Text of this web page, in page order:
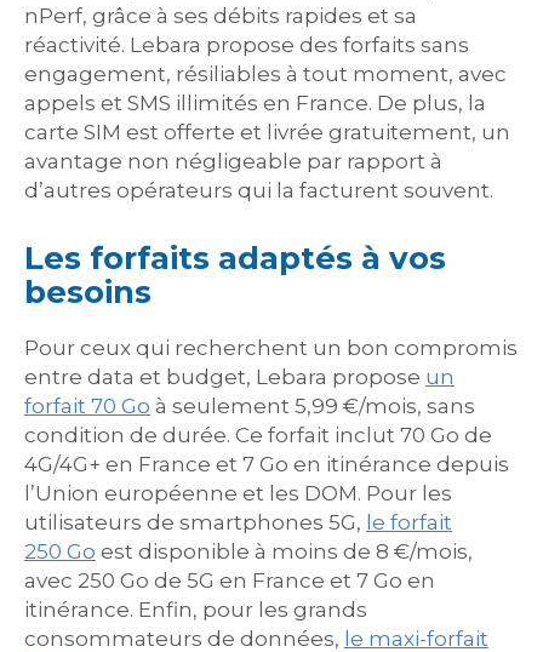
nPerf, grâce à ses débits rapides et sa
réactivité. Lebara propose des forfaits sans
engagement, résiliables à tout moment, avec
appels et SMS illimités en France. De plus, la
carte SIM est offerte et livrée gratuitement, un
avantage non négligeable par rapport à
d’autres opérateurs qui la facturent souvent.
Les forfaits adaptés à vos
besoins
Pour ceux qui recherchent un bon compromis
entre data et budget, Lebara propose un
forfait 70 Go à seulement 5,99 €/mois, sans
condition de durée. Ce forfait inclut 70 Go de
4G/4G+ en France et 7 Go en itinérance depuis
l’Union européenne et les DOM. Pour les
utilisateurs de smartphones 5G, le forfait
250 Go est disponible à moins de 8 €/mois,
avec 250 Go de 5G en France et 7 Go en
itinérance. Enfin, pour les grands
consommateurs de données, le maxi-forfait